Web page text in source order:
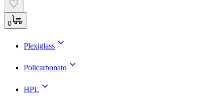
0
Plexiglass
Policarbonato
HPL